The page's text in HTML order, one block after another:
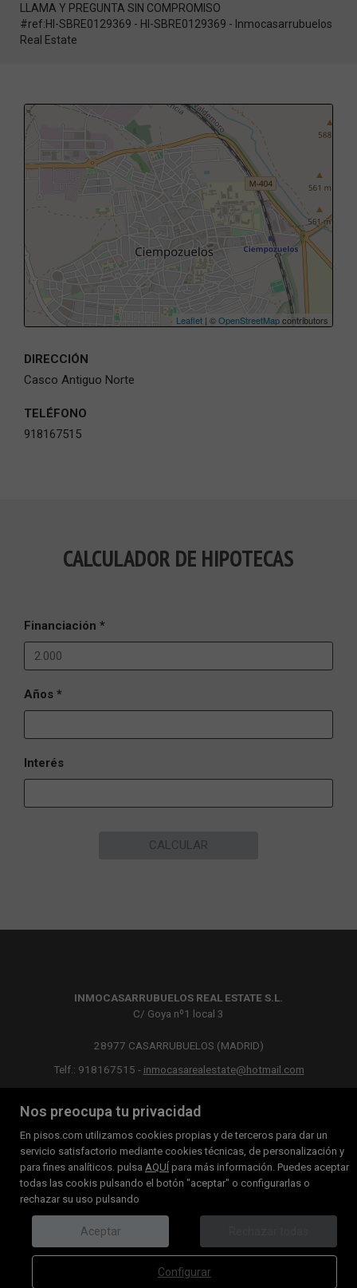
Nos preocupa tu privacidad
En pisos.com utilizamos cookies propias y de terceros para dar un
servicio satisfactorio mediante cookies técnicas, de personalización y
para fines analíticos. pulsa AQUÍ para más información. Puedes aceptar
todas las cookis pulsando el botón "aceptar" o configurarlas o
rechazar su uso pulsando
Aceptar
Configurar
LLAMA Y PREGUNTA SIN COMPROMISO
#ref:HI-SBRE0129369 - HI-SBRE0129369 - Inmocasarrubuelos
Real Estate
Leaflet | ©OpenStreetMapcontributors
DIRECCIÓN
Casco Antiguo Norte
TELÉFONO
918167515
CALCULADOR DE HIPOTECAS
Financiación *
Años *
Interés
CALCULAR
INMOCASARRUBUELOS REAL ESTATE S.L.
C/ Goya nº1 local 3
28977 CASARRUBUELOS (MADRID)
Telf.: 918167515 - inmocasarealestate@hotmail.com
MAPA WEB AVISO LEGAL